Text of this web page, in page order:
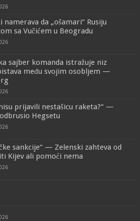
namerava da „ošamari“ Rusiju
sa Vučićem u Beogradu
sajber komanda istražuje niz
među svojim osobljem —
prijavili nestašicu raketa?“ —
Hegsetu
sankcije“ — Zelenski zahteva od
Kijev ali pomoći nema